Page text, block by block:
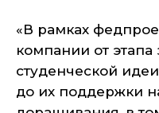
«В рамках
компании от
студенческой
до их поддержки